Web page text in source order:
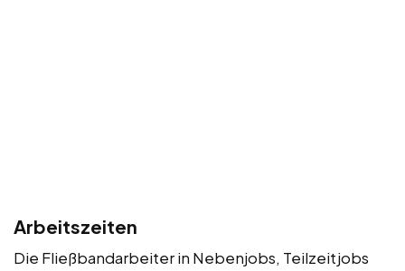
Arbeitszeiten
Die Fließbandarbeiter in Nebenjobs, Teilzeitjobs